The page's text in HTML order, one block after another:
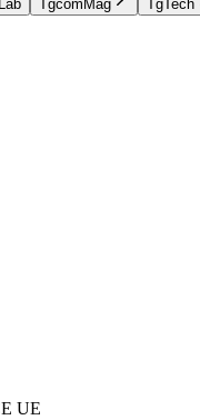
TgcomMag TgTech
UE